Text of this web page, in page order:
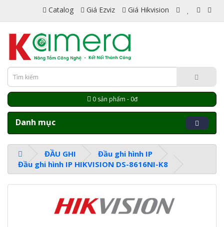
Catalog Giá Ezviz Giá Hikvision
0 sản phẩm - 0đ
Danh mục
ĐẦU GHI
Đầu ghi hình IP
Đầu ghi hình IP HIKVISION DS-8616NI-K8